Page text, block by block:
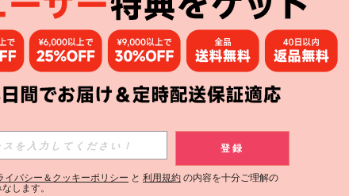
アプリ
購読
登録する
登録
イバシー＆クッキーポリシー と 利用規約 の内容を十分ご理解の
します。